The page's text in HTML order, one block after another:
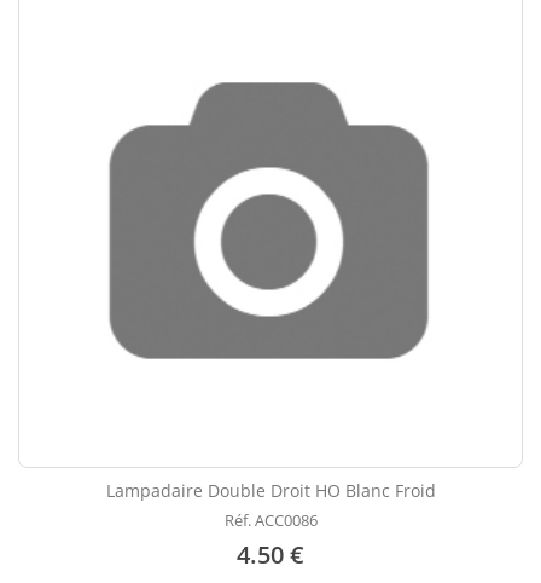
Lampadaire Double Droit HO Blanc Froid
Réf. ACC0086
4.50 €